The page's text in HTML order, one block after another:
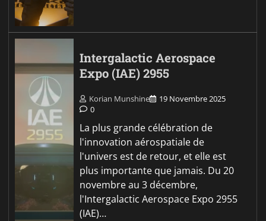
Intergalactic Aerospace
Expo (IAE) 2955
Korian Munshine
19 Novembre 2025
0
La plus grande célébration de
l'innovation aérospatiale de
l'univers est de retour, et elle est
plus importante que jamais. Du 20
novembre au 3 décembre,
l'Intergalactic Aerospace Expo 2955
(IAE)…